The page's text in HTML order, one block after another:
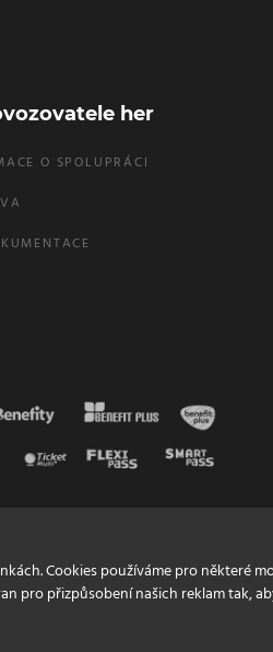
her
O SPOLUPRÁCI
Cookies používáme pro některé
pro přizpůsobení našich reklam tak,